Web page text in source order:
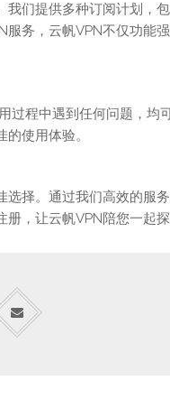
们提供多种订阅计划，
务，云帆VPN不仅功能
程中遇到任何问题，均
使用体验。
择。通过我们高效的服
，让云帆VPN陪您一起